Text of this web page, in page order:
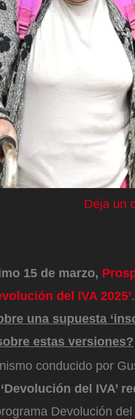
Deja un
15 de marzo,
del IVA 2025’
una supuesta
estas versiones?
conducido por
del IVA’
Devolución